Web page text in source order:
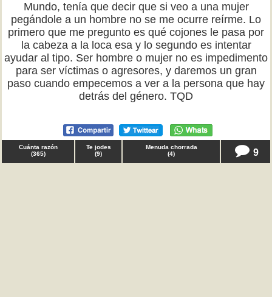
Mundo, tenía que decir que si veo a una mujer
pegándole a un hombre no se me ocurre reírme. Lo
primero que me pregunto es qué cojones le pasa por
la cabeza a la loca esa y lo segundo es intentar
ayudar al tipo. Ser hombre o mujer no es impedimento
para ser víctimas o agresores, y daremos un gran
paso cuando empecemos a ver a la persona que hay
detrás del género. TQD
Cuánta razón
(365)
Te jodes
(9)
Menuda chorrada
(4) 9